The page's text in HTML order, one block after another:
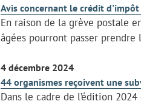
Avis concernant le crédit
En raison de la grève postale
âgées pourront passer
4 décembre 2024
44 organismes reçoivent une
Dans le cadre de l’édition